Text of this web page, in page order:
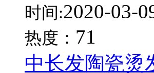
时间:2020-03-
热度： 71
中长发陶瓷烫